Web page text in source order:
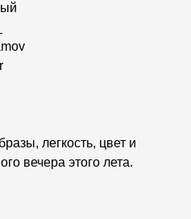
легкость, цвет и
вечера этого лета.